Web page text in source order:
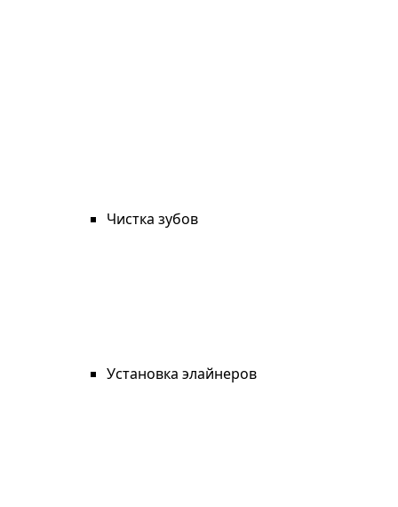
Чистка зубов
Установка элайнеров